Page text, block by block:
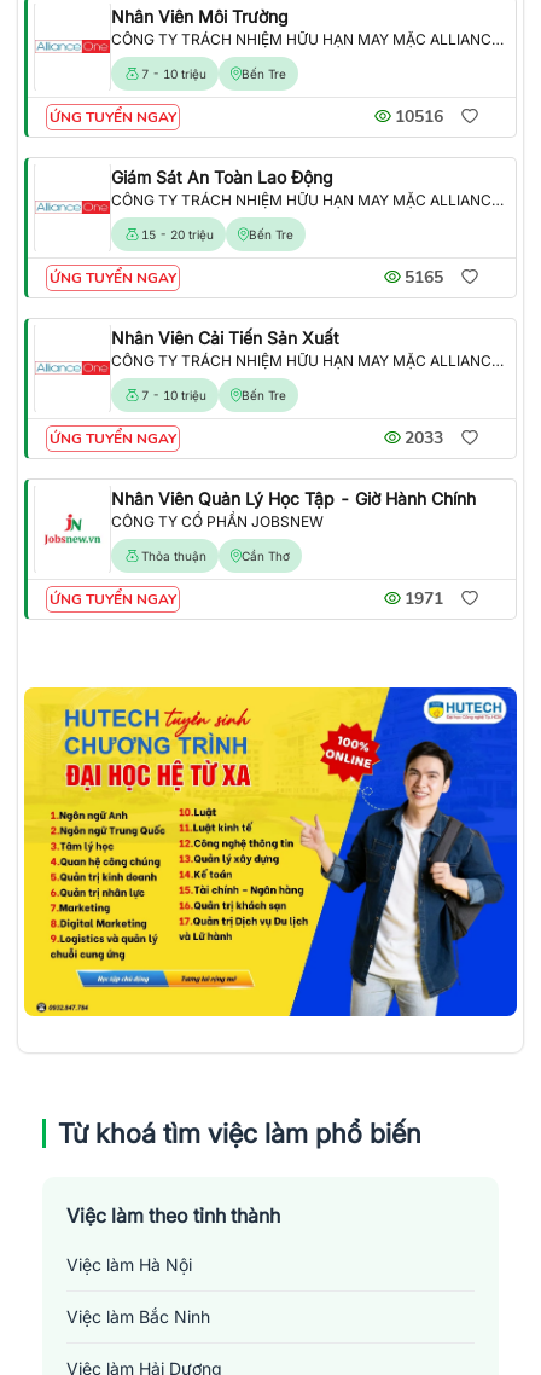
Nhân Viên Môi Trường
CÔNG TY TRÁCH NHIỆM HỮU HẠN MAY MẶC ALLIANCE ONE
7 - 10 triệu Bến Tre
ỨNG TUYỂN NGAY 10516
Giám Sát An Toàn Lao Động
CÔNG TY TRÁCH NHIỆM HỮU HẠN MAY MẶC ALLIANCE ONE
15 - 20 triệu Bến Tre
ỨNG TUYỂN NGAY 5165
Nhân Viên Cải Tiến Sản Xuất
CÔNG TY TRÁCH NHIỆM HỮU HẠN MAY MẶC ALLIANCE ONE
7 - 10 triệu Bến Tre
ỨNG TUYỂN NGAY 2033
Nhân Viên Quản Lý Học Tập - Giờ Hành Chính
CÔNG TY CỔ PHẦN JOBSNEW
Thỏa thuận Cần Thơ
ỨNG TUYỂN NGAY 1971
Từ khoá tìm việc làm phổ biến
Việc làm theo tỉnh thành
Việc làm Hà Nội
Việc làm Bắc Ninh
Việc làm Hải Dương